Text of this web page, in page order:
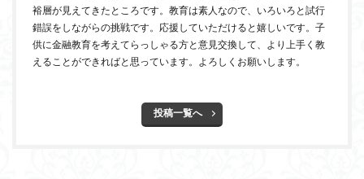
裕層が見えてきたところです。教育は素人なので、いろいろと試行
錯誤をしながらの挑戦です。応援していただけると嬉しいです。子
供に金融教育を考えてらっしゃる方と意見交換して、より上手く教
えることができればと思っています。よろしくお願いします。
投稿一覧へ